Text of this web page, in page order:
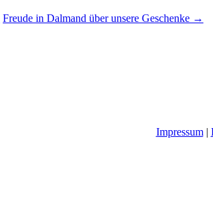
Freude in Dalmand über unsere Geschenke →
Impressum|